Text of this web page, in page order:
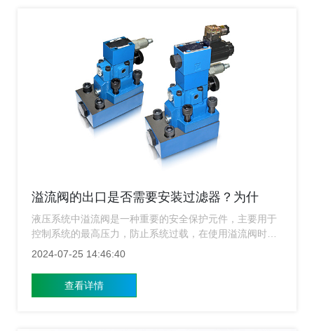
溢流阀的出口是否需要安装过滤器？为什
么？
液压系统中溢流阀是一种重要的安全保护元件，主要用于
控制系统的最高压力，防止系统过载，在使用溢流阀时候
厂家都推荐用户在出口安装过滤器，为什么要在溢流阀的
海溢流阀厂家就来给大家简单的介绍一下这方面的内容。
2024-07-25 14:46:40
查看详情